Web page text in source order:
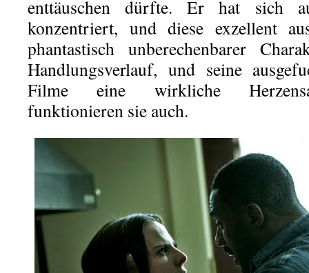
enttäuschen dürfte. Er hat sich
konzentriert, und diese exzellent
phantastisch unberechenbarer
Handlungsverlauf, und seine
Filme eine wirkliche
funktionieren sie auch.